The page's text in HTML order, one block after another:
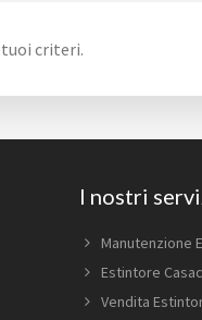
criteri.
I nostri
Manutenzione
Estintore
Vendita